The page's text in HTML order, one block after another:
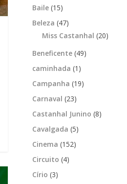
Baile (15)
Beleza (47)
Miss Castanhal (20)
Beneficente (49)
caminhada (1)
Campanha (19)
Carnaval (23)
Castanhal Junino (8)
Cavalgada (5)
Cinema (152)
Circuito (4)
Círio (3)